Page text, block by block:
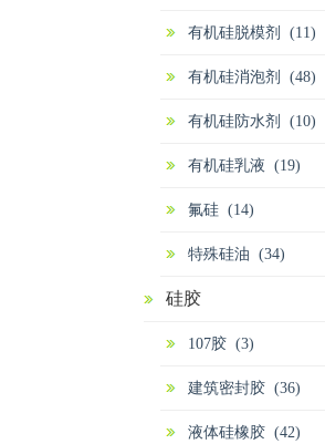
有机硅脱模剂 (11)
有机硅消泡剂 (48)
有机硅防水剂 (10)
有机硅乳液 (19)
氟硅 (14)
特殊硅油 (34)
硅胶
107胶 (3)
建筑密封胶 (36)
液体硅橡胶 (42)